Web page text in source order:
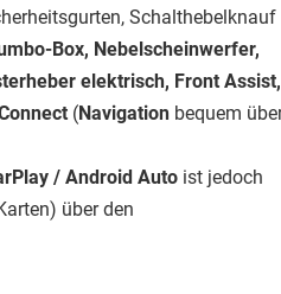
Schalthebelknauf
Box, Nebelscheinwerfer,
elektrisch, Front Assist,
(Navigation bequem
/ Android Auto ist jedoch
über den